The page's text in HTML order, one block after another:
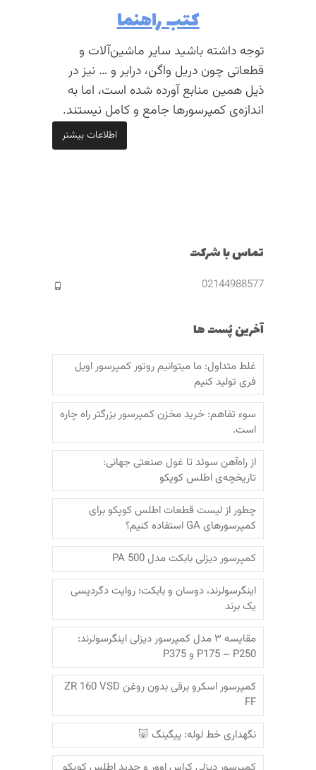
کتب راهنما
توجه داشته باشید سایر ماشین‌آلات و
قطعاتی چون دریل واگن، درایر و … نیز در
ذیل همین منابع آورده شده است، اما به
اندازه‌ی کمپرسورها جامع و کامل نیستند.
اطلاعات بیشتر
تماس با شرکت
02144988577
آخرین پُست ها
غلط متداول: ما میتوانیم روتور کمپرسور اویل
فری تولید کنیم
سوء تفاهم: خرید مخزن کمپرسور بزرگتر راه چاره
است.
از راه‌آهن سوئد تا غول صنعتی جهانی:
تاریخچه‌ی اطلس کوپکو
چطور از لیست قطعات اطلس کوپکو برای
کمپرسورهای GA استفاده کنیم؟
کمپرسور دیزلی بابکت مدل PA 500
اینگرسولرند، دوسان و بابکت؛‌ روایت دگردیسی
یک برند
مقایسه ۳ مدل کمپرسور دیزلی اینگرسولرند:
P175 – P250 و P375
کمپرسور اسکرو برقی بدون روغن ZR 160 VSD
FF
نگهداری خط لوله: پیگینگ 🐷